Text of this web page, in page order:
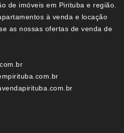
de imóveis em Pirituba e região.
à venda e locação
as nossas ofertas de venda de